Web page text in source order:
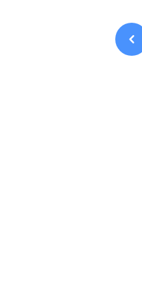
vnými letenkami od ob